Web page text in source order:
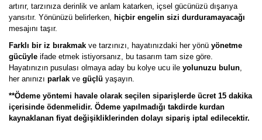
artırır, tarzınıza derinlik ve anlam katarken, içsel gücünüzü dışarıya
yansıtır. Yönünüzü belirlerken, hiçbir engelin sizi durduramayacağı
mesajını taşır.
Farklı bir iz bırakmak ve tarzınızı, hayatınızdaki her yönü yönetme
gücüyle ifade etmek istiyorsanız, bu tasarım tam size göre.
Hayatınızın pusulası olmaya aday bu kolye ucu ile yolunuzu bulun
her anınızı parlak ve güçlü yaşayın.
**Ödeme yöntemi havale olarak seçilen siparişlerde ücret 15 dakika
içerisinde ödenmelidir. Ödeme yapılmadığı takdirde kurdan
kaynaklanan fiyat değişikliklerinden dolayı sipariş iptal edilecektir.